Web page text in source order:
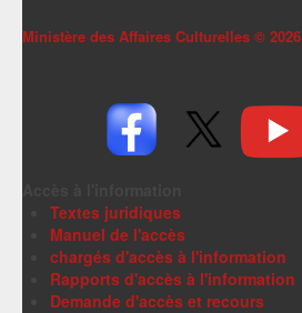
Ministère des Affaires Culturelles © 2026
Textes juridiques
Manuel de l'accès
chargés d'accès à l'information
Rapports d'accès à l'information
Demande d'accès et recours